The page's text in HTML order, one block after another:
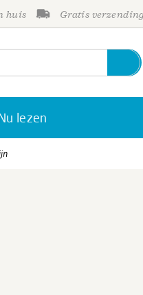
huis Gratis
lezen